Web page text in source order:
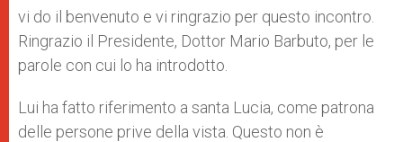
vi do il benvenuto e vi ringrazio per questo incontro.
Ringrazio il Presidente, Dottor Mario Barbuto, per le
parole con cui lo ha introdotto.
Lui ha fatto riferimento a santa Lucia, come patrona
delle persone prive della vista. Questo non è